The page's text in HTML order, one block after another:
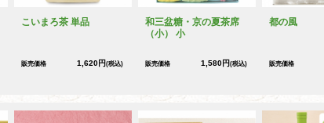
こいまろ茶 単品
販売価格 1,620円(税込)
和三盆糖・京の夏茶席
（小） 小
販売価格 1,580円(税込)
都の風
販売価格